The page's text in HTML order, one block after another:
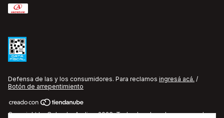
Defensa de las y los consumidores. Para reclamos ingresá acá. /
Botón de arrepentimiento
Copyright La Cobacha Audio - 2026. Todos los derechos reservados.